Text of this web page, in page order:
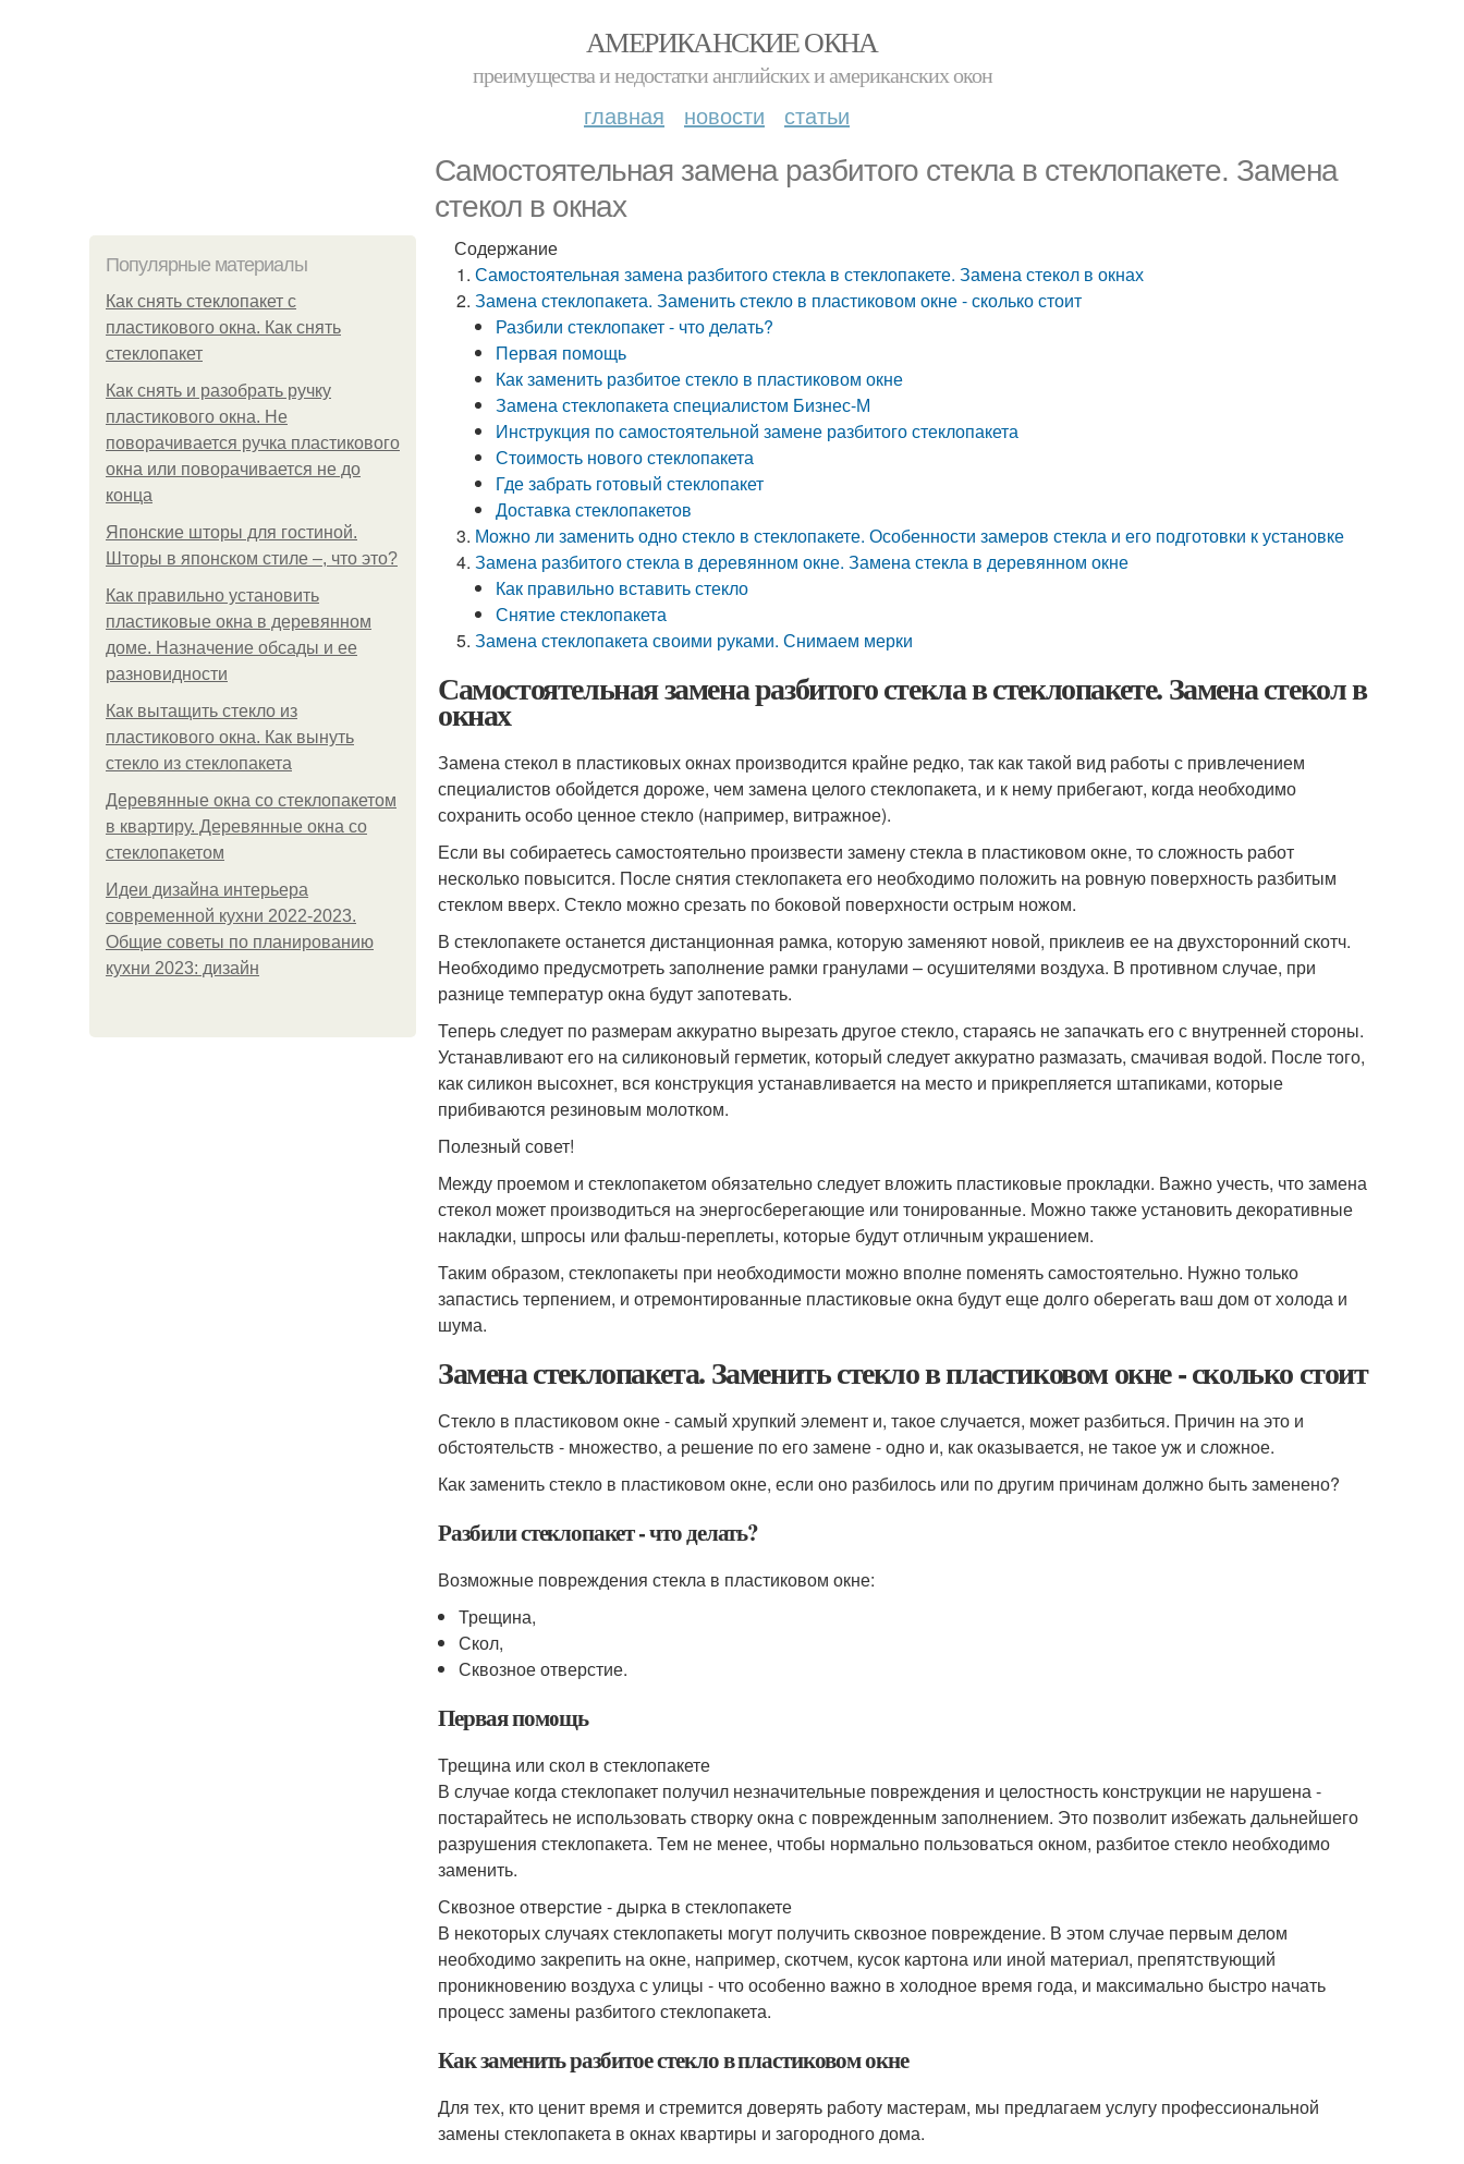
АМЕРИКАНСКИЕ ОКНА
преимущества и недостатки английских и американских окон
главная новости статьи
Самостоятельная замена разбитого стекла в стеклопакете. Замена
стекол в окнах
Популярные материалы
Как снять стеклопакет с
пластикового окна. Как снять
стеклопакет
Как снять и разобрать ручку
пластикового окна. Не
поворачивается ручка пластикового
окна или поворачивается не до
конца
Японские шторы для гостиной.
Шторы в японском стиле –, что это?
Как правильно установить
пластиковые окна в деревянном
доме. Назначение обсады и ее
разновидности
Как вытащить стекло из
пластикового окна. Как вынуть
стекло из стеклопакета
Деревянные окна со стеклопакетом
в квартиру. Деревянные окна со
стеклопакетом
Идеи дизайна интерьера
современной кухни 2022-2023.
Общие советы по планированию
кухни 2023: дизайн
Содержание
Самостоятельная замена разбитого стекла в стеклопакете. Замена стекол в окнах
Замена стеклопакета. Заменить стекло в пластиковом окне - сколько стоит
Разбили стеклопакет - что делать?
Первая помощь
Как заменить разбитое стекло в пластиковом окне
Замена стеклопакета специалистом Бизнес-М
Инструкция по самостоятельной замене разбитого стеклопакета
Стоимость нового стеклопакета
Где забрать готовый стеклопакет
Доставка стеклопакетов
Можно ли заменить одно стекло в стеклопакете. Особенности замеров стекла и его подготовки к установке
Замена разбитого стекла в деревянном окне. Замена стекла в деревянном окне
Как правильно вставить стекло
Снятие стеклопакета
Замена стеклопакета своими руками. Снимаем мерки
Самостоятельная замена разбитого стекла в стеклопакете. Замена стекол в
окнах
Замена стекол в пластиковых окнах производится крайне редко, так как такой вид работы с привлечением
специалистов обойдется дороже, чем замена целого стеклопакета, и к нему прибегают, когда необходимо
сохранить особо ценное стекло (например, витражное).
Если вы собираетесь самостоятельно произвести замену стекла в пластиковом окне, то сложность работ
несколько повысится. После снятия стеклопакета его необходимо положить на ровную поверхность разбитым
стеклом вверх. Стекло можно срезать по боковой поверхности острым ножом.
В стеклопакете останется дистанционная рамка, которую заменяют новой, приклеив ее на двухсторонний скотч.
Необходимо предусмотреть заполнение рамки гранулами – осушителями воздуха. В противном случае, при
разнице температур окна будут запотевать.
Теперь следует по размерам аккуратно вырезать другое стекло, стараясь не запачкать его с внутренней стороны.
Устанавливают его на силиконовый герметик, который следует аккуратно размазать, смачивая водой. После того,
как силикон высохнет, вся конструкция устанавливается на место и прикрепляется штапиками, которые
прибиваются резиновым молотком.
Полезный совет!
Между проемом и стеклопакетом обязательно следует вложить пластиковые прокладки. Важно учесть, что замена
стекол может производиться на энергосберегающие или тонированные. Можно также установить декоративные
накладки, шпросы или фальш-переплеты, которые будут отличным украшением.
Таким образом, стеклопакеты при необходимости можно вполне поменять самостоятельно. Нужно только
запастись терпением, и отремонтированные пластиковые окна будут еще долго оберегать ваш дом от холода и
шума.
Замена стеклопакета. Заменить стекло в пластиковом окне - сколько стоит
Стекло в пластиковом окне - самый хрупкий элемент и, такое случается, может разбиться. Причин на это и
обстоятельств - множество, а решение по его замене - одно и, как оказывается, не такое уж и сложное.
Как заменить стекло в пластиковом окне, если оно разбилось или по другим причинам должно быть заменено?
Разбили стеклопакет - что делать?
Возможные повреждения стекла в пластиковом окне:
Трещина,
Скол,
Сквозное отверстие.
Первая помощь
Трещина или скол в стеклопакете
В случае когда стеклопакет получил незначительные повреждения и целостность конструкции не нарушена -
постарайтесь не использовать створку окна с поврежденным заполнением. Это позволит избежать дальнейшего
разрушения стеклопакета. Тем не менее, чтобы нормально пользоваться окном, разбитое стекло необходимо
заменить.
Сквозное отверстие - дырка в стеклопакете
В некоторых случаях стеклопакеты могут получить сквозное повреждение. В этом случае первым делом
необходимо закрепить на окне, например, скотчем, кусок картона или иной материал, препятствующий
проникновению воздуха с улицы - что особенно важно в холодное время года, и максимально быстро начать
процесс замены разбитого стеклопакета.
Как заменить разбитое стекло в пластиковом окне
Для тех, кто ценит время и стремится доверять работу мастерам, мы предлагаем услугу профессиональной
замены стеклопакета в окнах квартиры и загородного дома.